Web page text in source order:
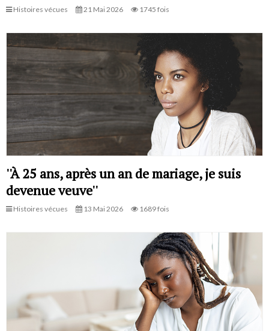
Histoires vécues 21 Mai 2026 1745 fois
''À 25 ans, après un an de mariage, je suis
devenue veuve''
Histoires vécues 13 Mai 2026 1689 fois